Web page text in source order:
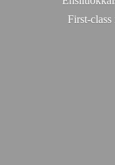
First-